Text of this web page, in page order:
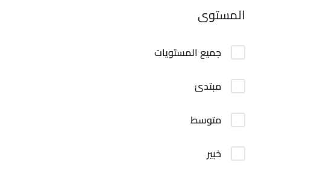
المستوى
جميع المستويات
مبتدئ
متوسط
خبير